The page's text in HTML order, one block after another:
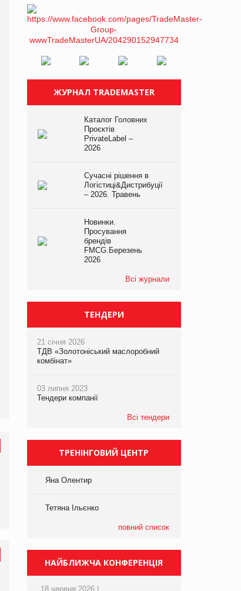
ЖУРНАЛ TRADEMASTER
Каталог Головних
Проєктів
PrivateLabel –
2026
Сучасні рішення в
Логістиці&Дистрибуції
– 2026. Травень
Новинки.
Просування
брендів
FMCG.Березень
2026
Всі журнали
ТЕНДЕРИ
21 січня 2026
ТДВ «Золотоніський маслоробний
комбінат»
03 липня 2023
Тендери компанії
Всі тендери
ТРЕНІНГОВИЙ ЦЕНТР
Яна Олентир
Тетяна Ільєнко
повний список
НАЙБЛИЖЧА КОНФЕРЕНЦІЯ
18 червня 2026 |